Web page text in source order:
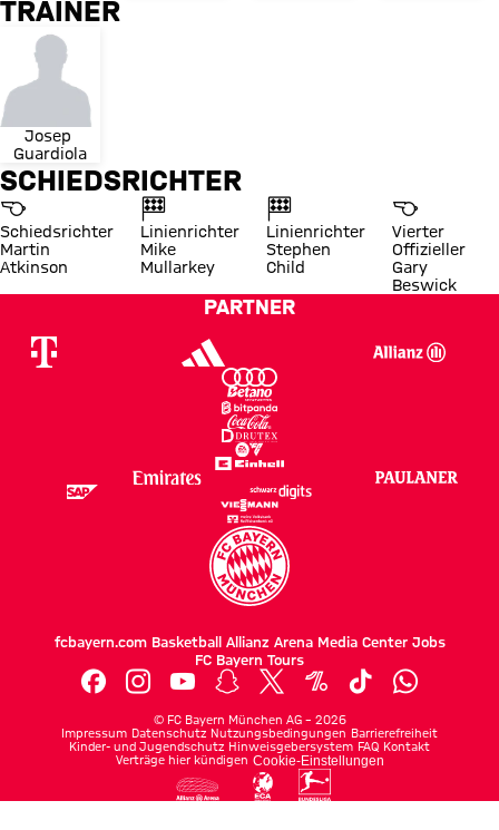
TRAINER
Josep
Guardiola
SCHIEDSRICHTER
Schiedsrichter
Martin
Atkinson
Linienrichter
Mike
Mullarkey
Linienrichter
Stephen
Child
Vierter
Offizieller
Gary
Beswick
PARTNER
fcbayern.com Basketball Allianz Arena Media Center Jobs
FC Bayern Tours
© FC Bayern München AG – 2026
Impressum Datenschutz Nutzungsbedingungen Barrierefreiheit
Kinder- und Jugendschutz Hinweisgebersystem FAQ Kontakt
Verträge hier kündigen Cookie-Einstellungen